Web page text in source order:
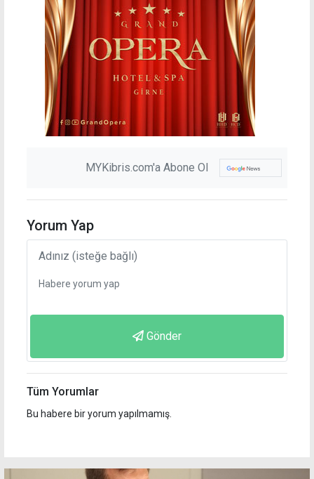
MYKibris.com'a Abone Ol
Yorum Yap
Gönder
Tüm Yorumlar
Bu habere bir yorum yapılmamış.